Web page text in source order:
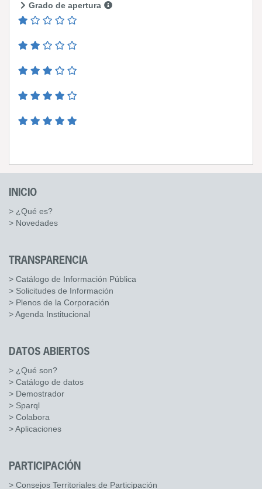
Grado de apertura
INICIO
> ¿Qué es?
> Novedades
TRANSPARENCIA
> Catálogo de Información Pública
> Solicitudes de Información
> Plenos de la Corporación
> Agenda Institucional
DATOS ABIERTOS
> ¿Qué son?
> Catálogo de datos
> Demostrador
> Sparql
> Colabora
> Aplicaciones
PARTICIPACIÓN
> Consejos Territoriales de Participación